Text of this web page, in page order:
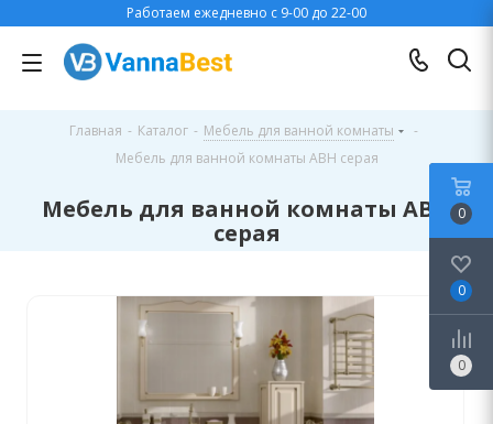
Работаем ежедневно с 9-00 до 22-00
Главная - Каталог - Мебель для ванной комнаты
-
Мебель для ванной комнаты АВН серая
Мебель для ванной комнаты АВН
серая
0
0
0